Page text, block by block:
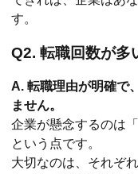
す。
Q2. 転職回数が多
A. 転職理由が明確で
ません。
企業が懸念するのは
という点です。
大切なのは、それぞ